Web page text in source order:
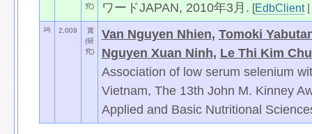
究)
ワードJAPAN, 2010年3月. [EdbClient|
34) 2,009
賞
(研
究)
Van Nguyen Nhien, Tomoki
Nguyen Xuan Ninh, Le Thi Kim
Association of low serum selenium
Vietnam, The 13th John M. Kinney
Applied and Basic Nutritional